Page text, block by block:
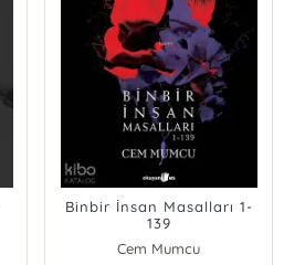
Binbir İnsan Masalları 1-
139
Cem Mumcu